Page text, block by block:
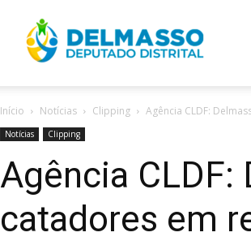
Início Notícias Clipping Agência CLDF:
Notícias Clipping
Agência
catadores em